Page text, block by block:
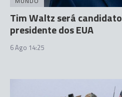
Tim Waltz será
presidente dos EUA
6 Ago 14:25